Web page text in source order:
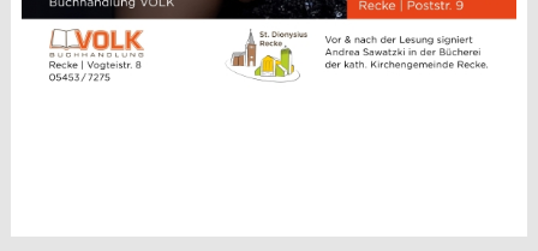
Kinder + Jugend